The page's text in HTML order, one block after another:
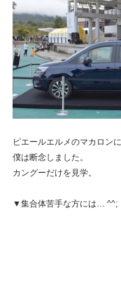
ピエールエルメのマカロン
僕は断念しました。
カングーだけを見学。
▼集合体苦手な方には… ^^;